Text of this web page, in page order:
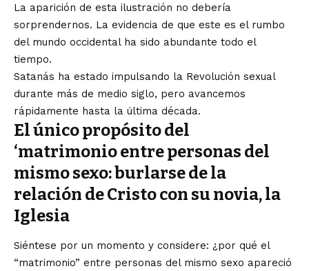
La aparición de esta ilustración no debería
sorprendernos. La evidencia de que este es el rumbo
del mundo occidental ha sido abundante todo el
tiempo.
Satanás ha estado impulsando la Revolución sexual
durante más de medio siglo, pero avancemos
rápidamente hasta la última década.
El único propósito del
‘matrimonio entre personas del
mismo sexo: burlarse de la
relación de Cristo con su novia, la
Iglesia
Siéntese por un momento y considere: ¿por qué el
“matrimonio” entre personas del mismo sexo apareció